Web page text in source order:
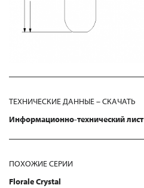
ТЕХНИЧЕСКИЕ ДАННЫЕ – СКАЧАТЬ
Информационно-технический лист
ПОХОЖИЕ СЕРИИ
Florale Crystal